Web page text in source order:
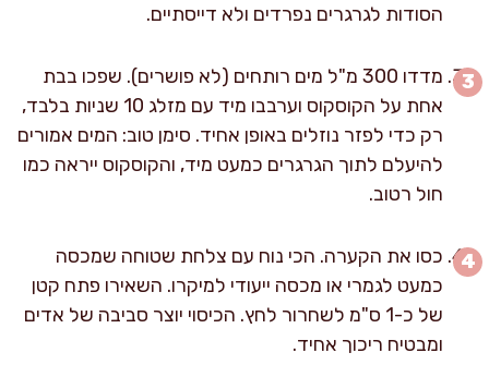
הסודות לגרגרים נפרדים ולא דייסתיים.
מדדו 300 מ"ל מים רותחים (לא פושרים). שפכו בבת
אחת על הקוסקוס וערבבו מיד עם מזלג 10 שניות בלבד,
רק כדי לפזר נוזלים באופן אחיד. סימן טוב: המים אמורים
להיעלם לתוך הגרגרים כמעט מיד, והקוסקוס ייראה כמו
חול רטוב.
כסו את הקערה. הכי נוח עם צלחת שטוחה שמכסה
כמעט לגמרי או מכסה ייעודי למיקרו. השאירו פתח קטן
של כ-1 ס"מ לשחרור לחץ. הכיסוי יוצר סביבה של אדים
ומבטיח ריכוך אחיד.